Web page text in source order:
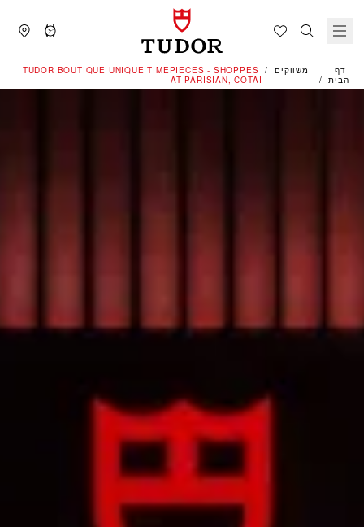
דף
הבית
משווקים
‭TUDOR BOUTIQUE UNIQUE TIMEPIECES - SHOPPES
AT PARISIAN, COTAI‬